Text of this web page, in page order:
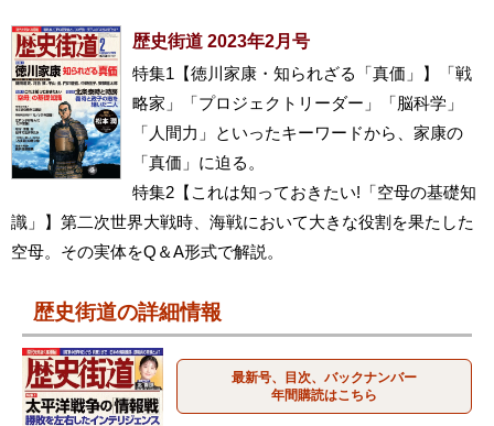
歴史街道 2023年2月号
特集1【徳川家康・知られざる「真価」】「戦
略家」「プロジェクトリーダー」「脳科学」
「人間力」といったキーワードから、家康の
「真価」に迫る。
特集2【これは知っておきたい!「空母の基礎知
識」】第二次世界大戦時、海戦において大きな役割を果たした
空母。その実体をQ＆A形式で解説。
歴史街道の詳細情報
最新号、目次、バックナンバー
年間購読はこちら